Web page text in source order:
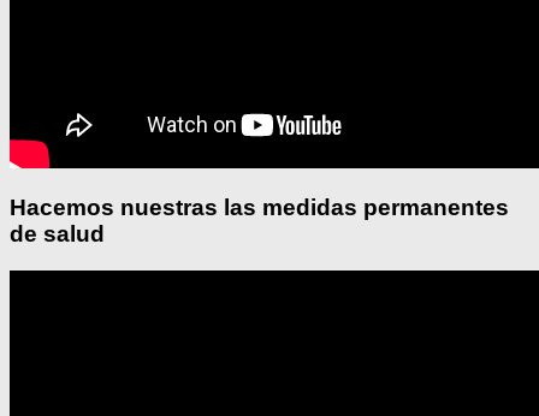
Hacemos nuestras las medidas permanentes
de salud